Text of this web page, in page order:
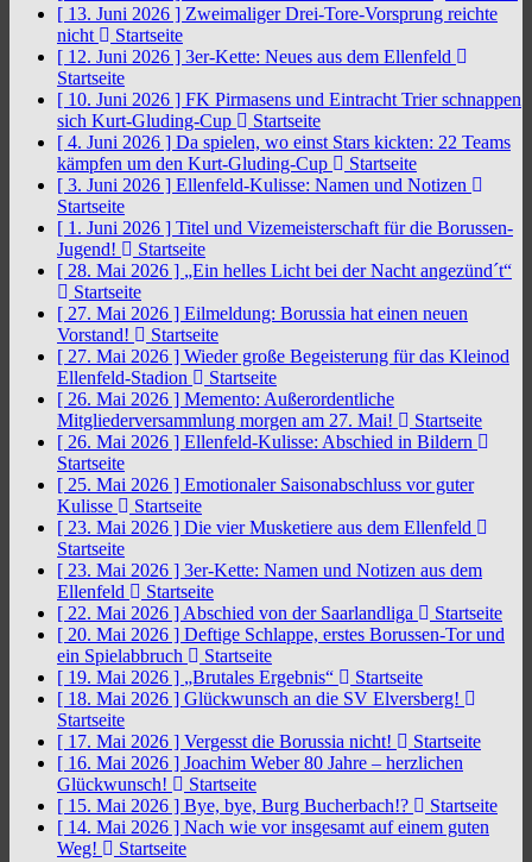
[ 13. Juni 2026 ] Zweimaliger Drei-Tore-Vorsprung reichte
nicht
Startseite
[ 12. Juni 2026 ] 3er-Kette: Neues aus dem Ellenfeld
Startseite
[ 10. Juni 2026 ] FK Pirmasens und Eintracht Trier schnappen
sich Kurt-Gluding-Cup
Startseite
[ 4. Juni 2026 ] Da spielen, wo einst Stars kickten: 22 Teams
kämpfen um den Kurt-Gluding-Cup
Startseite
[ 3. Juni 2026 ] Ellenfeld-Kulisse: Namen und Notizen
Startseite
[ 1. Juni 2026 ] Titel und Vizemeisterschaft für die Borussen-
Jugend!
Startseite
[ 28. Mai 2026 ] „Ein helles Licht bei der Nacht angezünd´t“
Startseite
[ 27. Mai 2026 ] Eilmeldung: Borussia hat einen neuen
Vorstand!
Startseite
[ 27. Mai 2026 ] Wieder große Begeisterung für das Kleinod
Ellenfeld-Stadion
Startseite
[ 26. Mai 2026 ] Memento: Außerordentliche
Mitgliederversammlung morgen am 27. Mai!
Startseite
[ 26. Mai 2026 ] Ellenfeld-Kulisse: Abschied in Bildern
Startseite
[ 25. Mai 2026 ] Emotionaler Saisonabschluss vor guter
Kulisse
Startseite
[ 23. Mai 2026 ] Die vier Musketiere aus dem Ellenfeld
Startseite
[ 23. Mai 2026 ] 3er-Kette: Namen und Notizen aus dem
Ellenfeld
Startseite
[ 22. Mai 2026 ] Abschied von der Saarlandliga
Startseite
[ 20. Mai 2026 ] Deftige Schlappe, erstes Borussen-Tor und
ein Spielabbruch
Startseite
[ 19. Mai 2026 ] „Brutales Ergebnis“
Startseite
[ 18. Mai 2026 ] Glückwunsch an die SV Elversberg!
Startseite
[ 17. Mai 2026 ] Vergesst die Borussia nicht!
Startseite
[ 16. Mai 2026 ] Joachim Weber 80 Jahre – herzlichen
Glückwunsch!
Startseite
[ 15. Mai 2026 ] Bye, bye, Burg Bucherbach!?
Startseite
[ 14. Mai 2026 ] Nach wie vor insgesamt auf einem guten
Weg!
Startseite